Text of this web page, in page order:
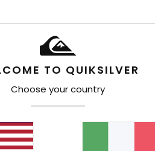
TO QUIKSILVER
Choose your country